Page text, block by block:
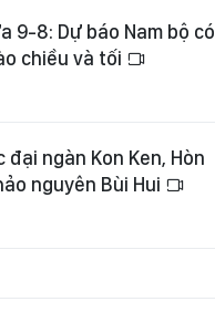
9-8: Dự báo Nam bộ có
chiều và tối
đại ngàn Kon Ken, Hòn
nguyên Bùi Hui